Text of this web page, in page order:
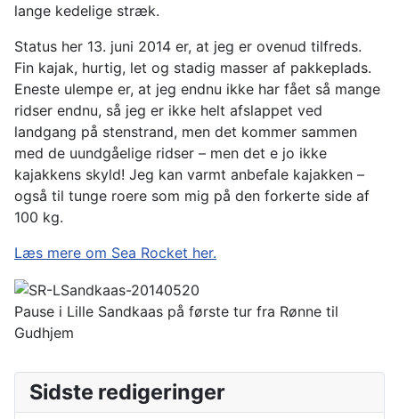
lange kedelige stræk.
Status her 13. juni 2014 er, at jeg er ovenud tilfreds.
Fin kajak, hurtig, let og stadig masser af pakkeplads.
Eneste ulempe er, at jeg endnu ikke har fået så mange
ridser endnu, så jeg er ikke helt afslappet ved
landgang på stenstrand, men det kommer sammen
med de uundgåelige ridser – men det e jo ikke
kajakkens skyld! Jeg kan varmt anbefale kajakken –
også til tunge roere som mig på den forkerte side af
100 kg.
Læs mere om Sea Rocket her.
Pause i Lille Sandkaas på første tur fra Rønne til
Gudhjem
Sidste redigeringer